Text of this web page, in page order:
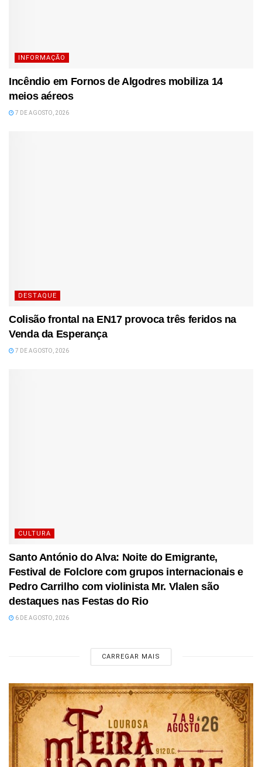
INFORMAÇÃO
Incêndio em Fornos de Algodres mobiliza 14
meios aéreos
7 DE AGOSTO, 2026
DESTAQUE
Colisão frontal na EN17 provoca três feridos na
Venda da Esperança
7 DE AGOSTO, 2026
CULTURA
Santo António do Alva: Noite do Emigrante,
Festival de Folclore com grupos internacionais e
Pedro Carrilho com violinista Mr. Vlalen são
destaques nas Festas do Rio
6 DE AGOSTO, 2026
CARREGAR MAIS